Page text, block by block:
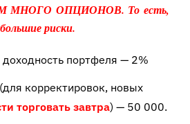
МНОГО ОПЦИОНОВ. То есть,
риски.
портфеля — 2%
корректировок, новых
торговать завтра) — 50 000.